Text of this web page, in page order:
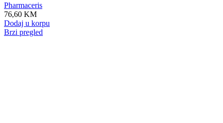
Pharmaceris
76,60 KM
Dodaj u korpu
Brzi pregled